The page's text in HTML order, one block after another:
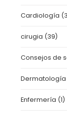
Cardiología
cirugia (39)
Consejos de
Dermatología
Enfermería (1)